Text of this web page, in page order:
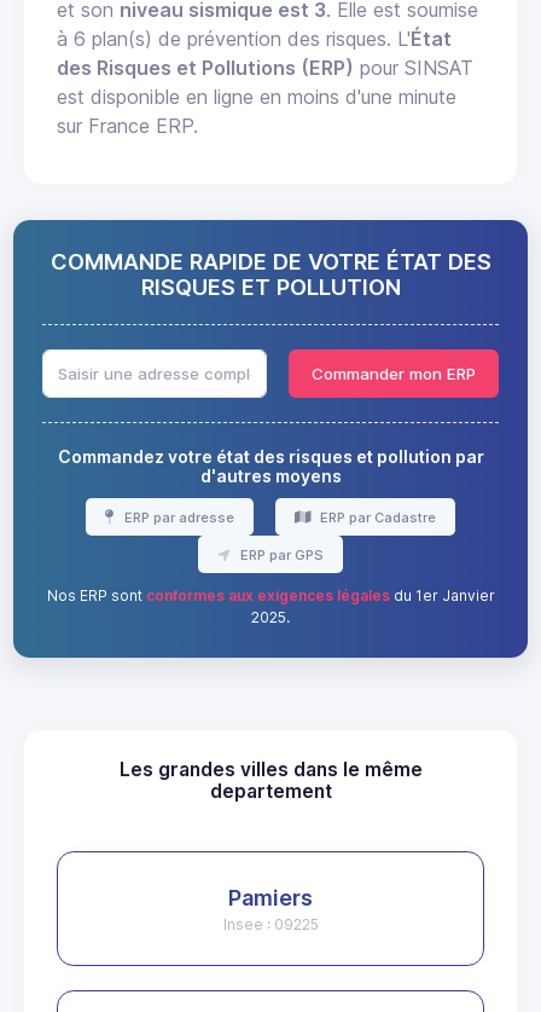
et son niveau sismique est 3. Elle est soumise
à 6 plan(s) de prévention des risques. L'État
des Risques et Pollutions (ERP) pour SINSAT
est disponible en ligne en moins d'une minute
sur France ERP.
COMMANDE RAPIDE DE VOTRE ÉTAT DES
RISQUES ET POLLUTION
Commander mon ERP
Commandez votre état des risques et pollution par
d'autres moyens
ERP par adresse ERP par Cadastre
ERP par GPS
Nos ERP sont conformes aux exigences légalesdu 1er Janvier
2025.
Les grandes villes dans le même
departement
Pamiers
Insee : 09225